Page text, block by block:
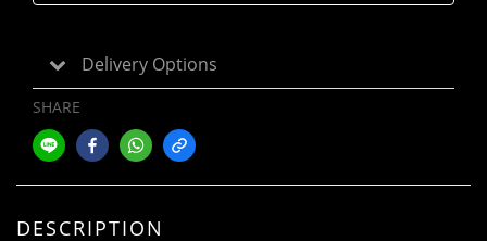
Delivery Options
SHARE
DESCRIPTION